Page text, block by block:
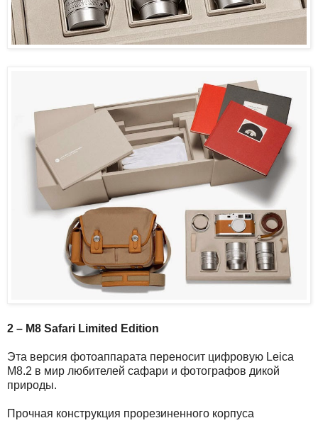
2 – M8 Safari Limited Edition
Эта версия фотоаппарата переносит цифровую Leica
M8.2 в мир любителей сафари и фотографов дикой
природы.
Прочная конструкция прорезиненного корпуса